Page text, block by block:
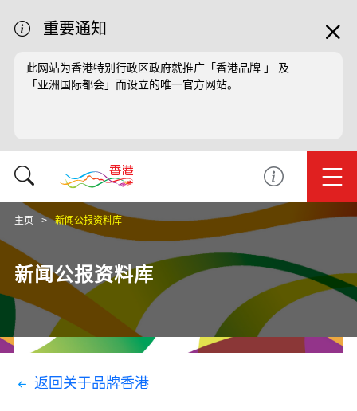
重要通知
此网站为香港特别行政区政府就推广「香港品牌 」 及
「亚洲国际都会」而设立的唯一官方网站。
主页 新闻公报资料库
新闻公报资料库
返回关于品牌香港